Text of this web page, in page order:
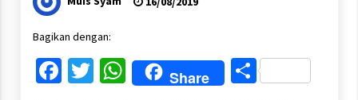
Bagikan dengan:
Facebook
Twitter
WhatsApp
Share Share